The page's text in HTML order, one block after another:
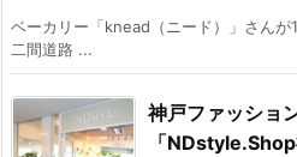
ベーカリー「knead（ニード）」さん
二間道路 ...
神戸ファッショ
「